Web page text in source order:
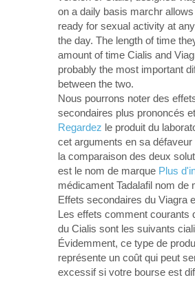
on a daily basis marchr
ready for sexual activity at
the day. The length of time
amount of time Cialis and
probably the most important
between the two.
Nous pourrons noter des
secondaires plus prononcés
Regardez le produit du
cet arguments en sa
la comparaison des deux
est le nom de marque Plus
médicament Tadalafil nom de
Effets secondaires du Viagra
Les effets comment courants
du Cialis sont les suivants
Évidemment, ce type de
représente un coût qui peut
excessif si votre bourse est